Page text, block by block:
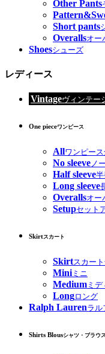
Other Pants
Short pants
Overallsオー
Shoesシューズ
レディース
Vintageヴィンテー
One pieceワンピース
Allワンピー
No sleeveノ
Half sleeve半
Long sleeve
Overallsオー
Setupセット
Skirtスカート
Skirtスカー
Miniミニ
Medium ミ
Longロング
Ralph Laurenラル
Shirts Blousシャツ・ブラウス